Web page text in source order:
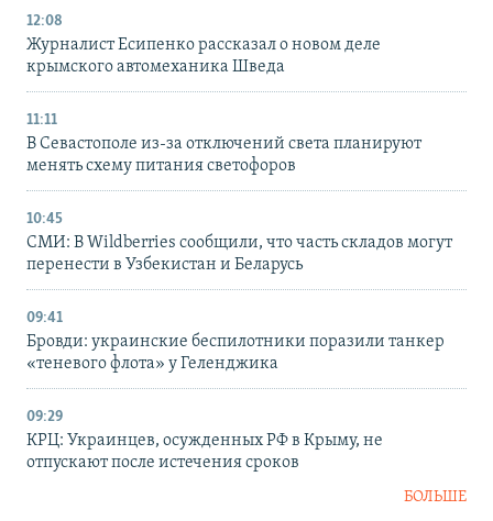
12:08
Журналист Есипенко рассказал о новом деле
крымского автомеханика Шведа
11:11
В Севастополе из-за отключений света планируют
менять схему питания светофоров
10:45
СМИ: В Wildberries сообщили, что часть складов могут
перенести в Узбекистан и Беларусь
09:41
Бровди: украинские беспилотники поразили танкер
«теневого флота» у Геленджика
09:29
КРЦ: Украинцев, осужденных РФ в Крыму, не
отпускают после истечения сроков
БОЛЬШЕ